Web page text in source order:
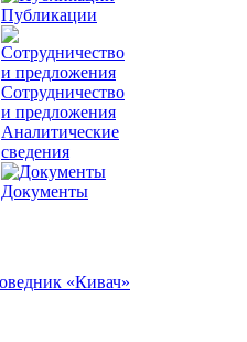
Публикации
Сотрудничество
и предложения
Аналитические
сведения
Документы